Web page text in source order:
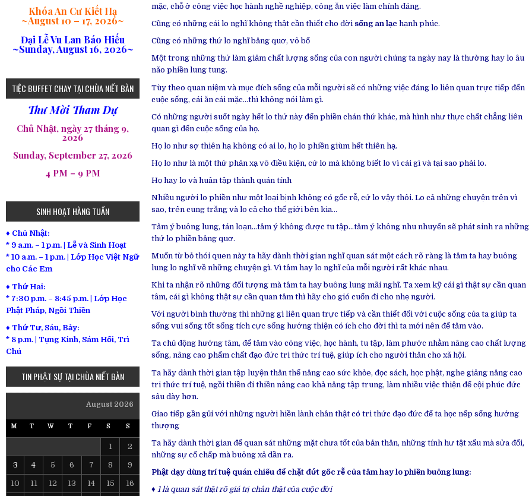
mặc, chỗ ở công việc học hành nghề nghiệp, công ăn việc làm chính đáng.
Cũng có những cái lo nghĩ không thật cần thiết cho đời sống an lạc hạnh phúc.
Cũng có những thứ lo nghĩ bâng quơ, vô bổ
Một trong những thứ làm giảm chất lượng sống của con người chúng ta ngày nay là thường hay lo âu
não phiền lung tung.
Tùy theo quan niệm và mục đích sống của mỗi người sẽ có những việc đáng lo liên quan trực tiếp đến
cuộc sống, cái ăn cái mặc…thì không nói làm gì.
Có những người suốt ngày hết lo thứ này đến phiền chán thứ khác, mà hình như thực chất chẳng liên
quan gì đến cuộc sống của họ.
Họ lo như sợ thiên hạ không có ai lo, họ lo phiền giùm hết thiên hạ.
Họ lo như là một thứ phản xạ vô điều kiện, cứ lo mà không biết lo vì cái gì và tại sao phải lo.
Họ hay lo và huân tập thành quán tính
Nhiều người lo phiền như một loại bịnh không có gốc rễ, cứ lo vậy thôi. Lo cả những chuyện trên vì
sao, trên cung trăng và lo cả cho thế giới bên kia…
Tâm ý buông lung, tán loạn…tâm ý không được tu tập…tâm ý không nhu nhuyến sẽ phát sinh ra những
thứ lo phiền bâng quơ.
Muốn từ bỏ thói quen này ta hãy dành thời gian nghĩ quan sát một cách rõ ràng là tâm ta hay buông
lung lo nghĩ về những chuyện gì. Vì tâm hay lo nghĩ của mỗi người rất khác nhau.
Khi ta nhận rõ những đối tượng mà tâm ta hay buông lung mãi nghĩ. Ta xem kỹ cái gì thật sự cần quan
tâm, cái gì không thật sự cần quan tâm thì hãy cho gió cuốn đi cho nhẹ người.
Với người bình thường thì những gì liên quan trực tiếp và cần thiết đối với cuộc sống của ta giúp ta
sống vui sống tốt sống tích cực sống hướng thiện có ích cho đời thì ta mới nên để tâm vào.
Ta chủ động hướng tâm, để tâm vào công việc, học hành, tu tập, làm phước nhằm nâng cao chất lượng
sống, nâng cao phẩm chất đạo đức tri thức trí tuệ, giúp ích cho người thân cho xã hội.
Ta hãy dành thời gian tập luyện thân thể nâng cao sức khỏe, đọc sách, học phật, nghe giảng nâng cao
tri thức trí tuệ, ngồi thiền đi thiền nâng cao khả nâng tập trung, làm nhiều việc thiện để cội phúc đức
sâu dày hơn.
Giao tiếp gần gủi với những người hiền lành chân thật có tri thức đạo đức để ta học nếp sống hướng
thượng
Ta hãy dành thời gian để quan sát những mặt chưa tốt của bản thân, những tính hư tật xấu mà sửa đổi,
những sự cố chấp mà buông xả dần ra.
Phật dạy dùng trí tuệ quán chiếu để chặt đứt gốc rễ của tâm hay lo phiền buông lung:
♦ 1 là quan sát thật rõ giá trị chân thật của cuộc đời
80
78
77
82
92
93
94
95
98
641
182
101
loipha2
loipha4
loipha1
loipha5
loipha7
loipha8
loipha10
loipha9
loi-phat-day
loipha15
loipha13
Khóa An Cư Kiết Hạ
~August 10 – 17, 2026~
Đại Lễ Vu Lan Báo Hiếu
~Sunday, August 16, 2026~
TIỆC BUFFET CHAY TẠI CHÙA NIẾT BÀN
Thư Mời Tham Dự
Chủ Nhật, ngày 27 tháng 9,
2026
Sunday, September 27, 2026
4 PM – 9 PM
SINH HOẠT HÀNG TUẦN
♦ Chủ Nhật:
* 9 a.m. – 1 p.m. | Lễ và Sinh Hoạt
* 10 a.m. – 1 p.m. | Lớp Học Việt Ngữ
cho Các Em
♦ Thứ Hai:
* 7:30 p.m. – 8:45 p.m. | Lớp Học
Phật Pháp, Ngồi Thiền
♦ Thứ Tư, Sáu, Bảy:
* 8 p.m. | Tụng Kinh, Sám Hối, Trì
Chú
TIN PHẬT SỰ TẠI CHÙA NIẾT BÀN
August 2026
M T W T F S S
1 2
3 4 5 6 7 8 9
10 11 12 13 14 15 16